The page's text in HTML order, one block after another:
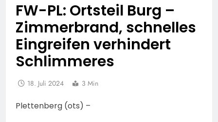
FW-PL: Ortsteil Burg –
Zimmerbrand, schnelles
Eingreifen verhindert
Schlimmeres
18. Juli 2024 3 Min
Plettenberg (ots) –